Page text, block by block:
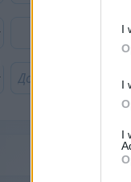
I
I
I